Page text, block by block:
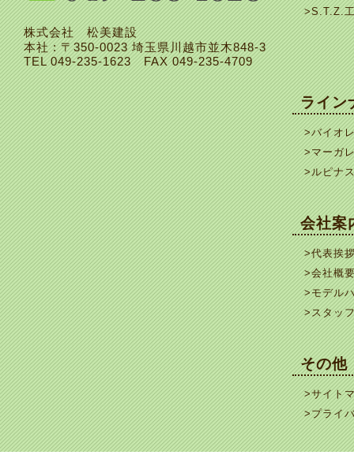
株式会社 松美建設
本社 : 〒350-0023 埼玉県川越市並木848-3
TEL049-235-1623FAX 049-235-4709
>S.T.Z.
ライン
>バイオ
>マーガ
>ルピナ
会社案
>代表挨
>会社概
>モデル
>スタッ
その他
>サイト
>プライ